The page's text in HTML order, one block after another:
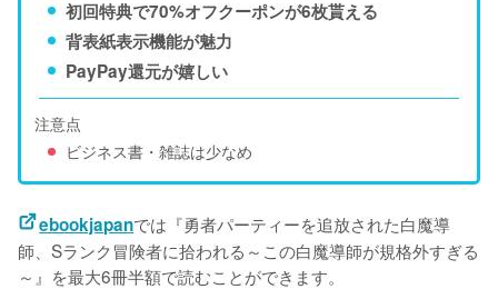
初回特典で70%オフクーポンが6枚貰える
背表紙表示機能が魅力
PayPay還元が嬉しい
注意点
ビジネス書・雑誌は少なめ
ebookjapanでは『勇者パーティーを追放された白魔導
師、Sランク冒険者に拾われる～この白魔導師が規格外すぎる
～』を最大6冊半額で読むことができます。